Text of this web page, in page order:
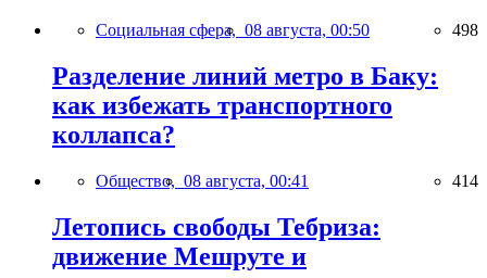
Социальная сфера, 08 августа, 00:50 498
Разделение линий метро в Баку:
как избежать транспортного
коллапса?
Общество, 08 августа, 00:41 414
Летопись свободы Тебриза:
движение Мешруте и